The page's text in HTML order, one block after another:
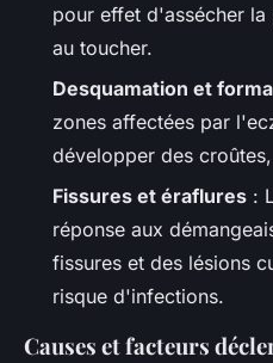
pour effet d'assécher la
au toucher.
Desquamation et
zones affectées par
développer des
Fissures et éraflures :
réponse aux
fissures et des lésions
risque d'infections.
Causes et facteurs